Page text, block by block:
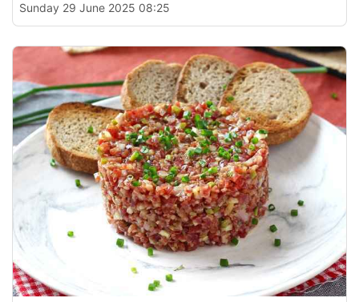
Sunday 29 June 2025 08:25